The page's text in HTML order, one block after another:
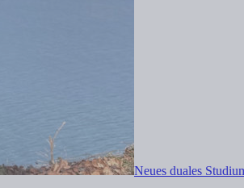
Neues duales